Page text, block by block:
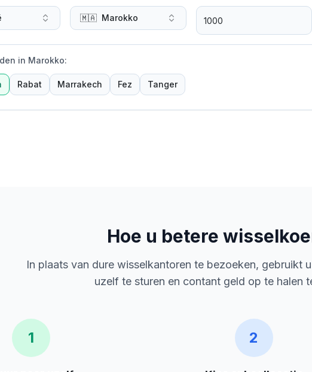
🇲🇦 Marokko
in Marokko:
Rabat Marrakech Fez Tanger
Hoe u betere
In plaats van dure wisselkantoren te bezoeken, gebruikt
uzelf te sturen en contant geld op te halen
1 2